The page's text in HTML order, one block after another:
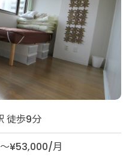
徒歩9分
¥53,000/月